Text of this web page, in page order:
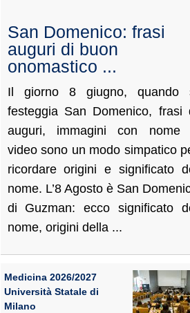
San Domenico: frasi
auguri di buon
onomastico ...
Il giorno 8 giugno, quando
festeggia San Domenico, frasi
auguri, immagini con nome
video sono un modo simpatico
ricordare origini e significato
nome. L’8 Agosto è San
di Guzman: ecco significato
nome, origini della ...
Medicina 2026/2027
Università Statale di
Milano